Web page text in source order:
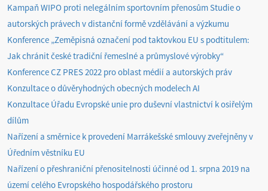
Kampaň WIPO proti nelegálním sportovním přenosům Studie o
autorských právech v distanční formě vzdělávání a výzkumu
Konference „Zeměpisná označení pod taktovkou EU s podtitulem:
Jak chránit české tradiční řemeslné a průmyslové výrobky“
Konference CZ PRES 2022 pro oblast médií a autorských práv
Konzultace o důvěryhodných obecných modelech AI
Konzultace Úřadu Evropské unie pro duševní vlastnictví k osiřelým
dílům
Nařízení a směrnice k provedení Marrákešské smlouvy zveřejněny v
Úředním věstníku EU
Nařízení o přeshraniční přenositelnosti účinné od 1. srpna 2019 na
území celého Evropského hospodářského prostoru